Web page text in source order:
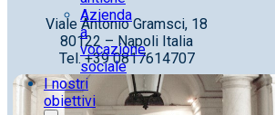
Azienda
a
vocazione
sociale
I nostri
obiettivi
Viale Antonio Gramsci, 18
80122 – Napoli Italia
Tel. +39 0817614707